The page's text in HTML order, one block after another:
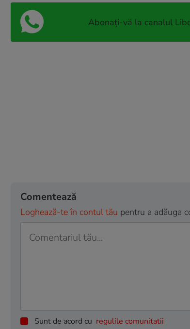
Abonați-vă la canalul
Comentează
Loghează-te în contul tău pentru a adăuga
Sunt de acord cu regulile comunitatii